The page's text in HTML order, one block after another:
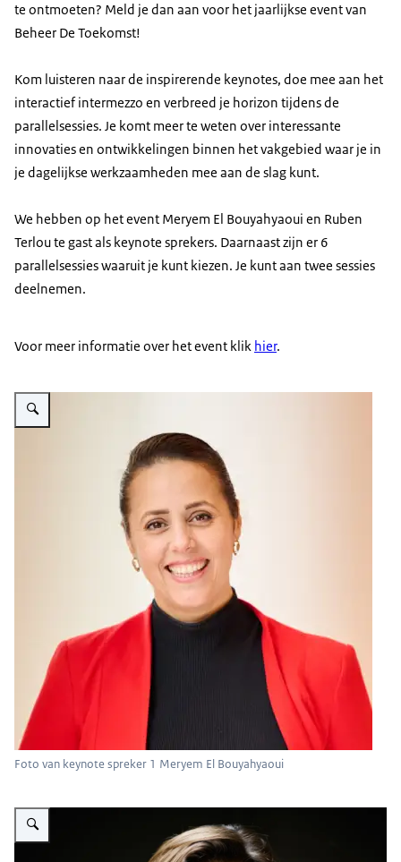
te ontmoeten? Meld je dan aan voor het jaarlijkse event van
Beheer De Toekomst!
Kom luisteren naar de inspirerende keynotes, doe mee aan het
interactief intermezzo en verbreed je horizon tijdens de
parallelsessies. Je komt meer te weten over interessante
innovaties en ontwikkelingen binnen het vakgebied waar je in
je dagelijkse werkzaamheden mee aan de slag kunt.
We hebben op het event Meryem El Bouyahyaoui en Ruben
Terlou te gast als keynote sprekers. Daarnaast zijn er 6
parallelsessies waaruit je kunt kiezen. Je kunt aan twee sessies
deelnemen.
Voor meer informatie over het event klik hier.
Vergroot afbeelding Beheer de Toekomst 2023 - Foto van keynote
Foto van keynote spreker 1 Meryem El Bouyahyaoui
Vergroot afbeelding Foto van keynote spreker 2 Ruben Terlou